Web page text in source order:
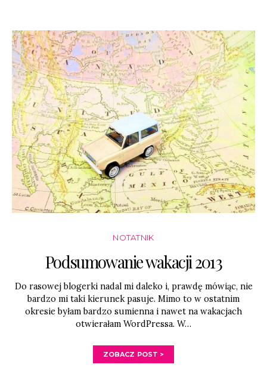
NOTATNIK
Podsumowanie wakacji 2013
Do rasowej blogerki nadal mi daleko i, prawdę mówiąc, nie
bardzo mi taki kierunek pasuje. Mimo to w ostatnim
okresie byłam bardzo sumienna i nawet na wakacjach
otwierałam WordPressa. W…
ZOBACZ POST >